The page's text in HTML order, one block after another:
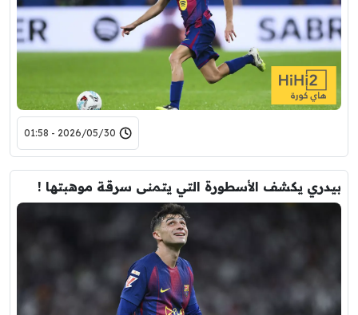
2026/05/30 - 01:58
بيدري يكشف الأسطورة التي يتمنى سرقة موهبتها !